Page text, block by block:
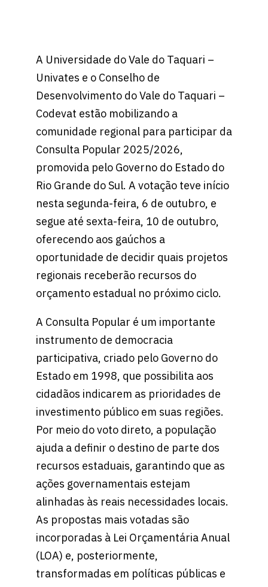
A Universidade do Vale do Taquari –
Univates e o Conselho de
Desenvolvimento do Vale do Taquari –
Codevat estão mobilizando a
comunidade regional para participar da
Consulta Popular 2025/2026,
promovida pelo Governo do Estado do
Rio Grande do Sul. A votação teve início
nesta segunda-feira, 6 de outubro, e
segue até sexta-feira, 10 de outubro,
oferecendo aos gaúchos a
oportunidade de decidir quais projetos
regionais receberão recursos do
orçamento estadual no próximo ciclo.
A Consulta Popular é um importante
instrumento de democracia
participativa, criado pelo Governo do
Estado em 1998, que possibilita aos
cidadãos indicarem as prioridades de
investimento público em suas regiões.
Por meio do voto direto, a população
ajuda a definir o destino de parte dos
recursos estaduais, garantindo que as
ações governamentais estejam
alinhadas às reais necessidades locais.
As propostas mais votadas são
incorporadas à Lei Orçamentária Anual
(LOA) e, posteriormente,
transformadas em políticas públicas e